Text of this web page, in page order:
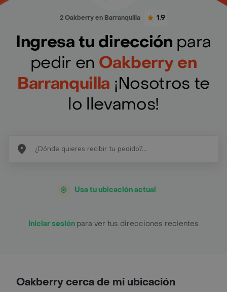
2 Oakberry en Barranquilla 1.9
Ingresa tu dirección para
pedir en Oakberry en
Barranquilla ¡Nosotros te
lo llevamos!
Usa tu ubicación actual
Iniciar sesión para ver tus direcciones recientes
Oakberry cerca de mi ubicación